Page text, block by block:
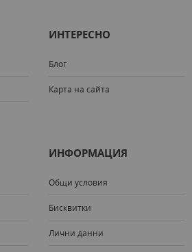
ИНТЕРЕСНО
Блог
Карта на сайта
ИНФОРМАЦИЯ
Общи условия
Бисквитки
Лични данни